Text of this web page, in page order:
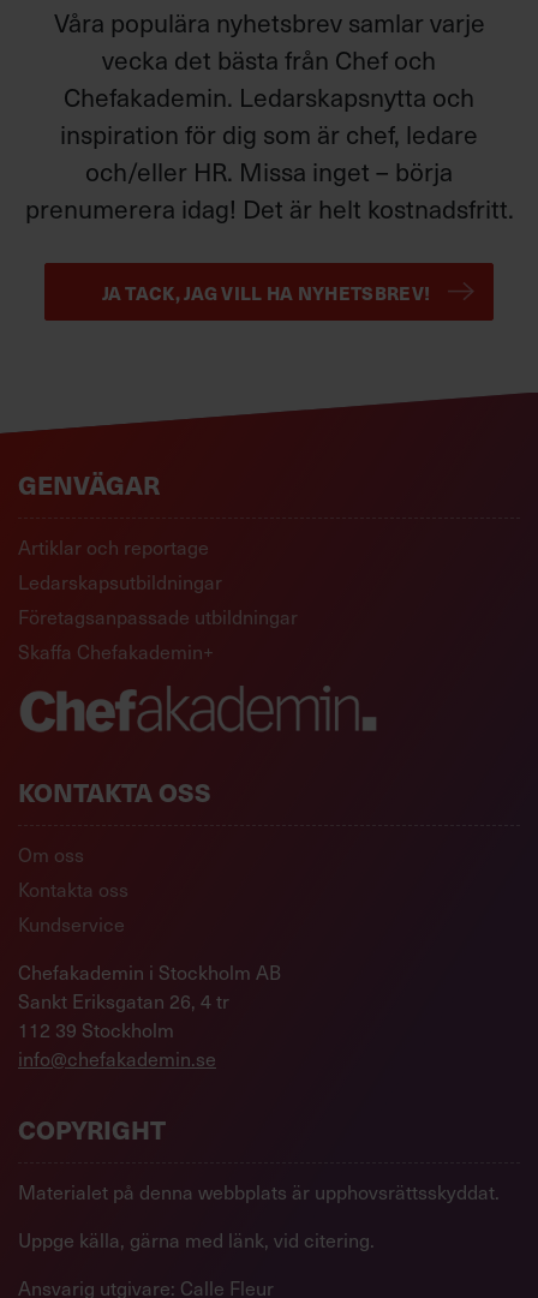
Våra populära nyhetsbrev samlar varje
vecka det bästa från Chef och
Chefakademin. Ledarskapsnytta och
inspiration för dig som är chef, ledare
och/eller HR. Missa inget – börja
prenumerera idag! Det är helt kostnadsfritt.
JA TACK, JAG VILL HA NYHETSBREV!
GENVÄGAR
Artiklar och reportage
Ledarskapsutbildningar
Företagsanpassade utbildningar
Skaffa Chefakademin+
KONTAKTA OSS
Om oss
Kontakta oss
Kundservice
Chefakademin i Stockholm AB
Sankt Eriksgatan 26, 4 tr
112 39 Stockholm
info@chefakademin.se
COPYRIGHT
Materialet på denna webbplats är upphovsrättsskyddat.
Uppge källa, gärna med länk, vid citering.
Ansvarig utgivare: Calle Fleur